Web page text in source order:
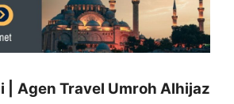
| Agen Travel Umroh Alhijaz